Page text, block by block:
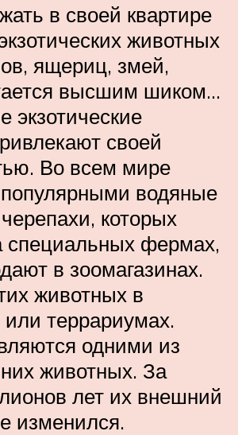
в своей квартире
животных
ящериц, змей,
высшим шиком…
экзотические
своей
Во всем мире
популярными водяные
которых
специальных фермах,
в зоомагазинах.
животных в
террариумах.
одними из
животных. За
лет их внешний
изменился.